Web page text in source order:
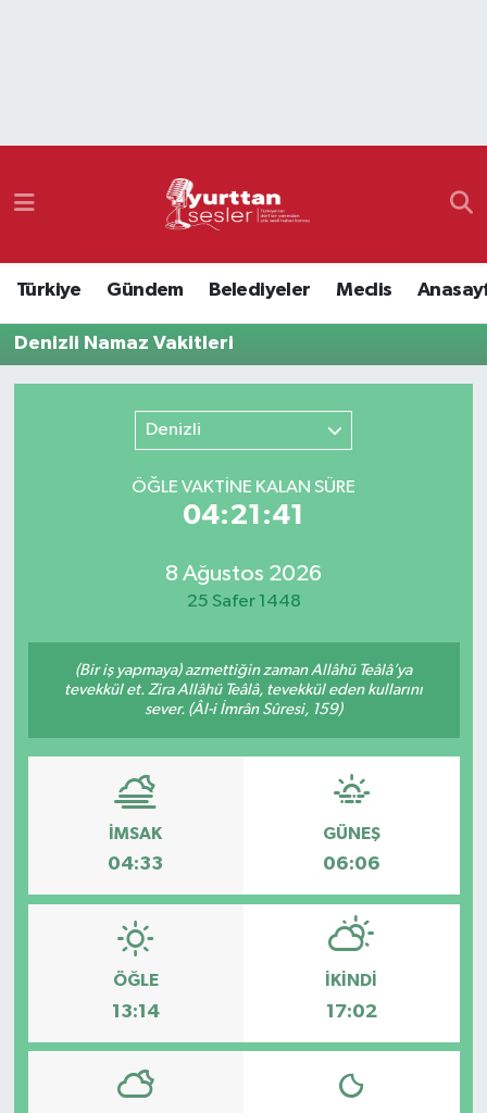
Türkiye Gündem Belediyeler Meclis
Denizli Namaz Vakitleri
Denizli
ÖĞLE VAKTİNE KALAN SÜRE
04:21:41
8 Ağustos 2026
25 Safer 1448
(Bir iş yapmaya) azmettiğin zaman Allâhü Teâlâ’ya
tevekkül et. Zira Allâhü Teâlâ, tevekkül eden kullarını
sever. (Âl-i İmrân Sûresi, 159)
İMSAK
04:33
GÜNEŞ
06:06
ÖĞLE
13:14
İKINDI
17:02
Namaz Vakitleri
Süper Lig Puan Durumu ve Fikstür
Son Dakika Haberleri